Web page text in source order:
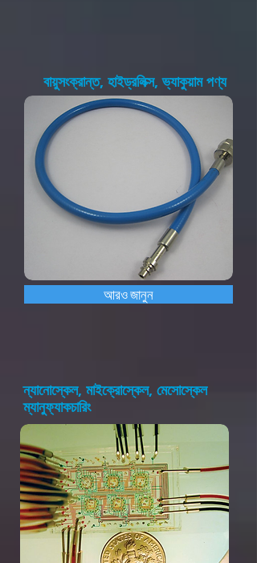
বায়ুসংক্রান্ত, হাইড্রলিক্স, ভ্যাকুয়াম পণ্য
আরও জানুন
ন্যানোস্কেল, মাইক্রোস্কেল, মেসোস্কেল
ম্যানুফ্যাকচারিং